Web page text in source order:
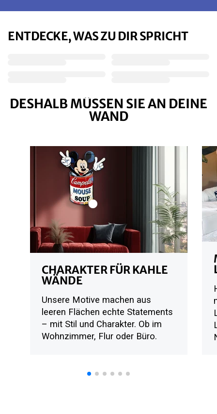
ENTDECKE, WAS ZU DIR SPRICHT
DESHALB MÜSSEN SIE AN DEINE
WAND
CHARAKTER FÜR KAHLE
WÄNDE
Unsere Motive machen aus
leeren Flächen echte Statements
– mit Stil und Charakter. Ob im
Wohnzimmer, Flur oder Büro.